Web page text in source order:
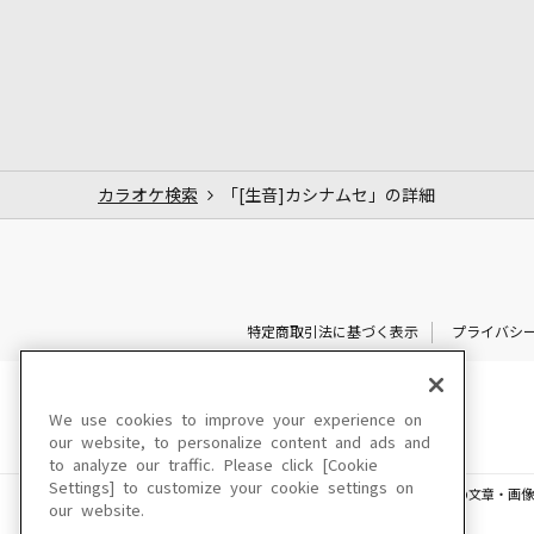
カラオケ検索 「[生音]カシナムセ」の詳細
特定商取引法に基づく表示 プライバシ
このサイトに掲載されている一切の文章・画
We use cookies to improve your experience on
our website, to personalize content and ads and
to analyze our traffic. Please click [Cookie
Settings] to customize your cookie settings on
our website.